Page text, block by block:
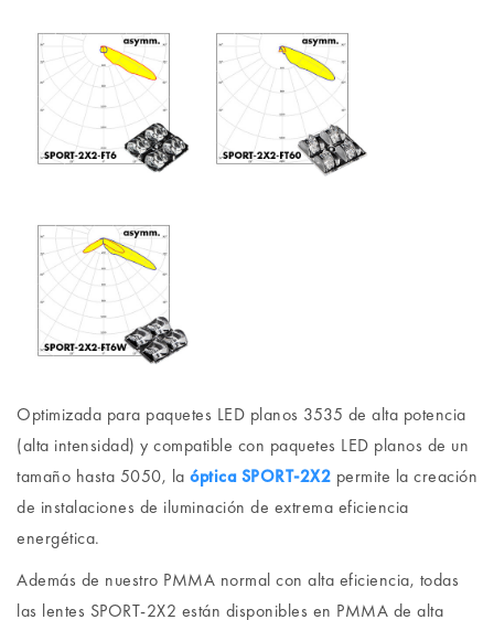
Optimizada para paquetes LED planos 3535 de alta potencia
(alta intensidad) y compatible con paquetes LED planos de un
tamaño hasta 5050, la óptica SPORT-2X2 permite la creación
de instalaciones de iluminación de extrema eficiencia
energética.
Además de nuestro PMMA normal con alta eficiencia, todas
las lentes SPORT-2X2 están disponibles en PMMA de alta